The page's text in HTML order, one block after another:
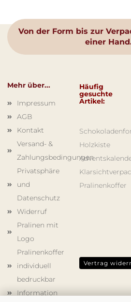
Von der Form bis zur
einer
Mehr über...
Impressum
AGB
Kontakt
Versand- &
Zahlungsbedingungen
Privatsphäre
und
Datenschutz
Widerruf
Pralinen mit
Logo
Pralinenkoffer
individuell
bedruckbar
Information
Häufig
gesuchte
Artikel:
Holzkiste
Pralinenkoffer
Vertrag